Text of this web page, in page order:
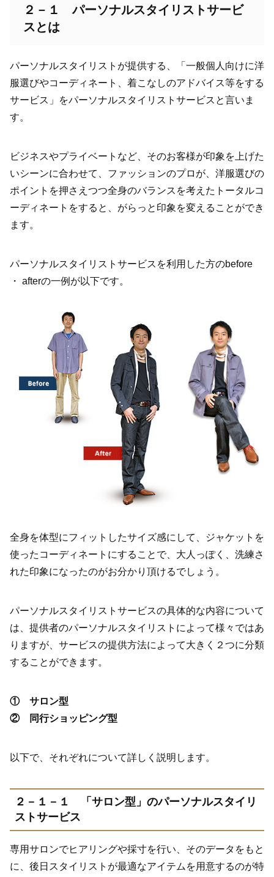
２－１ パーソナルスタイリストサービ
スとは
パーソナルスタイリストが提供する、「一般個人向けに洋
服選びやコーディネート、着こなしのアドバイス等をする
サービス」をパーソナルスタイリストサービスと言いま
す。
ビジネスやプライベートなど、そのお客様が印象を上げた
いシーンに合わせて、ファッションのプロが、洋服選びの
ポイントを押さえつつ全身のバランスを考えたトータルコ
ーディネートをすると、がらっと印象を変えることができ
ます。
パーソナルスタイリストサービスを利用した方のbefore
・ afterの一例が以下です。
全身を体型にフィットしたサイズ感にして、ジャケットを
使ったコーディネートにすることで、大人っぽく、洗練さ
れた印象になったのがお分かり頂けるでしょう。
パーソナルスタイリストサービスの具体的な内容について
は、提供者のパーソナルスタイリストによって様々ではあ
りますが、サービスの提供方法によって大きく２つに分類
することができます。
① サロン型
② 同行ショッピング型
以下で、それぞれについて詳しく説明します。
２－１－１ 「サロン型」のパーソナルスタイリ
ストサービス
専用サロンでヒアリングや採寸を行い、そのデータをもと
に、後日スタイリストが最適なアイテムを用意するのが特